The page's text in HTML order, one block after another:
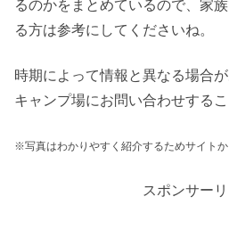
るのかをまとめているので、家
る方は参考にしてくださいね。
時期によって情報と異なる場合
キャンプ場にお問い合わせする
※写真はわかりやすく紹介するためサイトか
スポンサー